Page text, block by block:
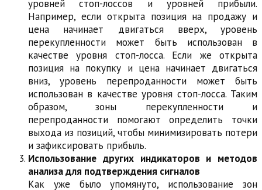
уровней стоп-лоссов и уровней прибыли.
Например, если открыта позиция на продажу и
цена начинает двигаться вверх, уровень
перекупленности может быть использован в
качестве уровня стоп-лосса. Если же открыта
позиция на покупку и цена начинает двигаться
вниз, уровень перепроданности может быть
использован в качестве уровня стоп-лосса. Таким
образом, зоны перекупленности и
перепроданности помогают определить точки
выхода из позиций, чтобы минимизировать потери
и зафиксировать прибыль.
Использование других индикаторов и методов
анализа для подтверждения сигналов
Как уже было упомянуто, использование зон